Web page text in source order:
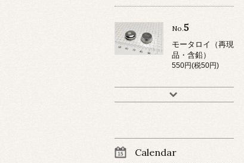
No.5
モータロイ（再現
品・含鉛）
550円(税50円)
Calendar